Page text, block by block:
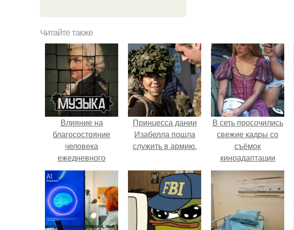
Читайте также
Влияние на
благосостояние
человека
ежедневного
прослушивания
Моцарта.
Принцесса дании
Изабелла пошла
служить в армию.
В сеть просочились
свежие кадры со
съёмок
киноадаптации
"Рапунцель", и всё
внимание
моментально
приковано к Тиган